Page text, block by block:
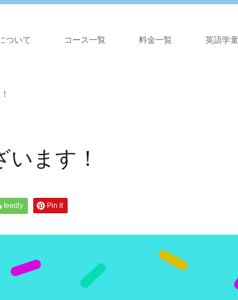
ついて コース一覧 料金一覧 英語学
ます！
feedly Pin it